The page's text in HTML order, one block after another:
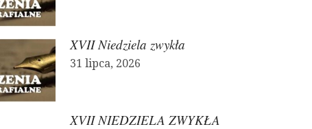
XVII Niedziela zwykła
31 lipca, 2026
XVII NIEDZIELA ZWYKŁA